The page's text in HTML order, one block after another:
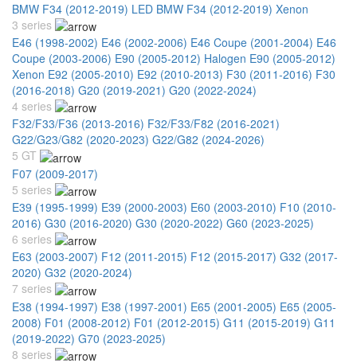
BMW F34 (2012-2019) LED BMW F34 (2012-2019) Xenon
3 series
E46 (1998-2002) E46 (2002-2006) E46 Coupe (2001-2004) E46
Coupe (2003-2006) E90 (2005-2012) Halogen E90 (2005-2012)
Xenon E92 (2005-2010) E92 (2010-2013) F30 (2011-2016) F30
(2016-2018) G20 (2019-2021) G20 (2022-2024)
4 series
F32/F33/F36 (2013-2016) F32/F33/F82 (2016-2021)
G22/G23/G82 (2020-2023) G22/G82 (2024-2026)
5 GT
F07 (2009-2017)
5 series
E39 (1995-1999) E39 (2000-2003) E60 (2003-2010) F10 (2010-
2016) G30 (2016-2020) G30 (2020-2022) G60 (2023-2025)
6 series
E63 (2003-2007) F12 (2011-2015) F12 (2015-2017) G32 (2017-
2020) G32 (2020-2024)
7 series
E38 (1994-1997) E38 (1997-2001) E65 (2001-2005) E65 (2005-
2008) F01 (2008-2012) F01 (2012-2015) G11 (2015-2019) G11
(2019-2022) G70 (2023-2025)
8 series